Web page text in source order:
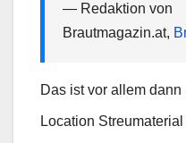
— Redaktion von
Brautmagazin.at,
Das ist vor allem
Location